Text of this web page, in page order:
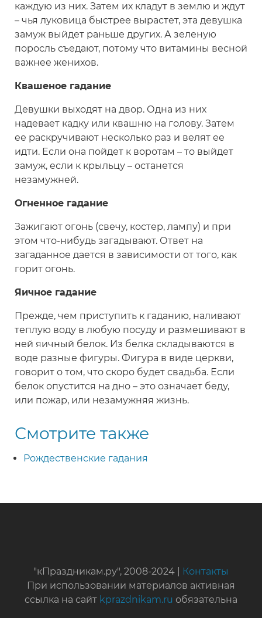
каждую из них. Затем их кладут в землю и ждут
– чья луковица быстрее вырастет, эта девушка
замуж выйдет раньше других. А зеленую
поросль съедают, потому что витамины весной
важнее женихов.
Квашеное гадание
Девушки выходят на двор. Одна из них
надевает кадку или квашню на голову. Затем
ее раскручивают несколько раз и велят ее
идти. Если она пойдет к воротам – то выйдет
замуж, если к крыльцу – останется
незамужней.
Огненное гадание
Зажигают огонь (свечу, костер, лампу) и при
этом что-нибудь загадывают. Ответ на
загаданное дается в зависимости от того, как
горит огонь.
Яичное гадание
Прежде, чем приступить к гаданию, наливают
теплую воду в любую посуду и размешивают в
ней яичный белок. Из белка складываются в
воде разные фигуры. Фигура в виде церкви,
говорит о том, что скоро будет свадьба. Если
белок опустится на дно – это означает беду,
или пожар, или незамужняя жизнь.
Смотрите также
Рождественские гадания
"кПраздникам.ру", 2008-2024 |
Контакты
При использовании материалов активная
ссылка на сайт kprazdnikam.ru обязательна